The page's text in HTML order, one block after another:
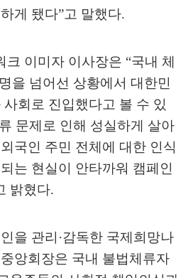
게 됐다”고 말했다.
크 이미자 이사장은 “국내 체
을 넘어선 상황에서 대한민
회로 진입했다고 볼 수 있
문제로 인해 성실하게 살아
국인 주민 전체에 대한 인식
는 현실이 안타까워 캠페인
밝혔다.
을 관리 ·감독한 국제희망나
앙회장은 국내 불법체류자